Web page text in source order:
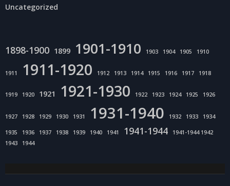
Uncategorized
1898-1900 1899 1901-1910 1903 1904 1905 1910
1911 1911-1920 1912 1913 1914 1915 1916 1917 1918
1919 1920 1921 1921-1930 1922 1923 1924 1925 1926
1927 1928 1929 1930 1931 1931-1940 1932 1933 1934
1935 1936 1937 1938 1939 1940 1941 1941-1944
1941-1944 1942
1943
1944